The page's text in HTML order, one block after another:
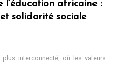
l’éducation africaine :
solidarité sociale
interconnecté, où les valeurs